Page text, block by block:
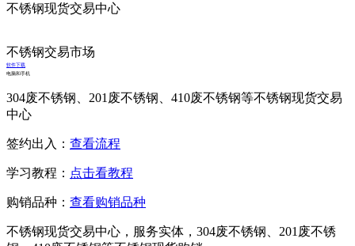
不锈钢现货交易中心
不锈钢交易市场
软件下载
电脑和手机
304废不锈钢、201废不锈钢、410废不锈钢等不锈钢现货交易
中心
签约出入： 查看流程
学习教程： 点击看教程
购销品种： 查看购销品种
不锈钢现货交易中心，服务实体，304废不锈钢、201废不锈